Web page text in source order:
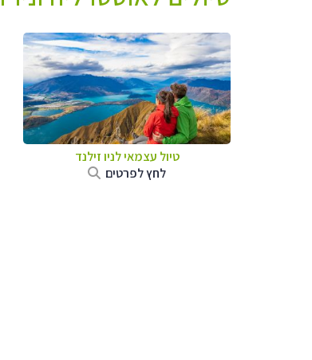
טיול עצמאי לניו זילנד
לחץ לפרטים